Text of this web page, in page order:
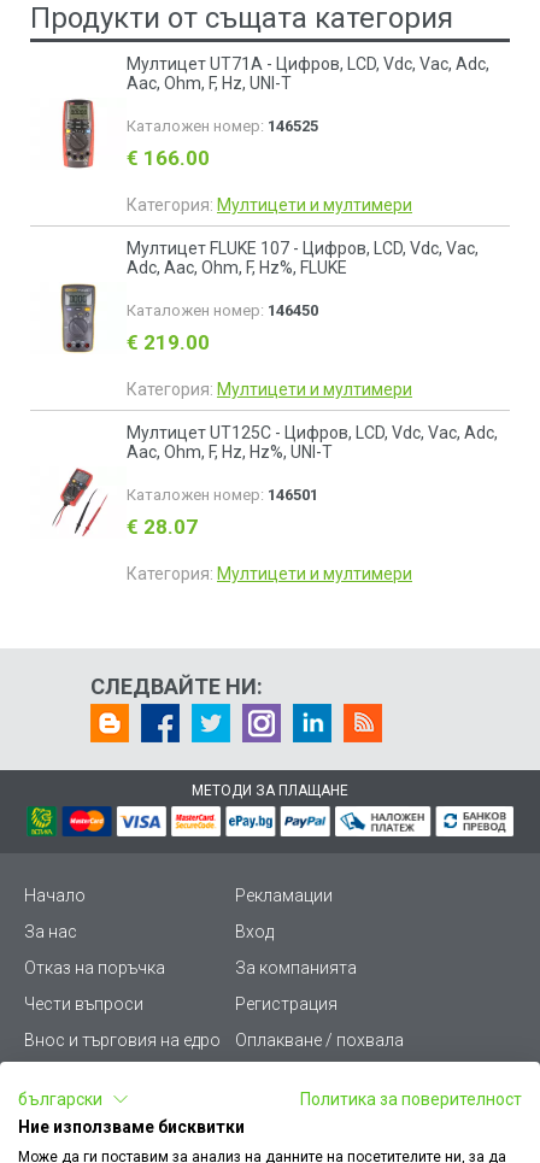
Продукти от същата категория
Мултицет UT71A - Цифров, LCD, Vdc, Vac, Adc,
Aac, Ohm, F, Hz, UNI-T
Каталожен номер: 146525
€ 166.00
Категория: Мултицети и мултимери
Мултицет FLUKE 107 - Цифров, LCD, Vdc, Vac,
Adc, Aac, Ohm, F, Hz%, FLUKE
Каталожен номер: 146450
€ 219.00
Категория: Мултицети и мултимери
Мултицет UT125C - Цифров, LCD, Vdc, Vac, Adc,
Aac, Ohm, F, Hz, Hz%, UNI-T
Каталожен номер: 146501
€ 28.07
Категория: Мултицети и мултимери
СЛЕДВАЙТЕ НИ:
МЕТОДИ ЗА ПЛАЩАНЕ
Начало
Рекламации
За нас
Вход
Отказ на поръчка
За компанията
Чести въпроси
Регистрация
Внос и търговия на едро
Оплакване / похвала
Условия за ползване
Стани дистрибутор
български
Политика за поверителност
Ние използваме бисквитки
Може да ги поставим за анализ на данните на посетителите ни, за да